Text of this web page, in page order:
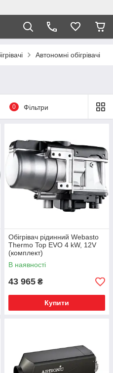
Автономні обігрівачі
0 Фільтри
Обігрівач рідинний Webasto
Thermo Top EVO 4 kW, 12V
(комплект)
В наявності
43 965 ₴
Купити